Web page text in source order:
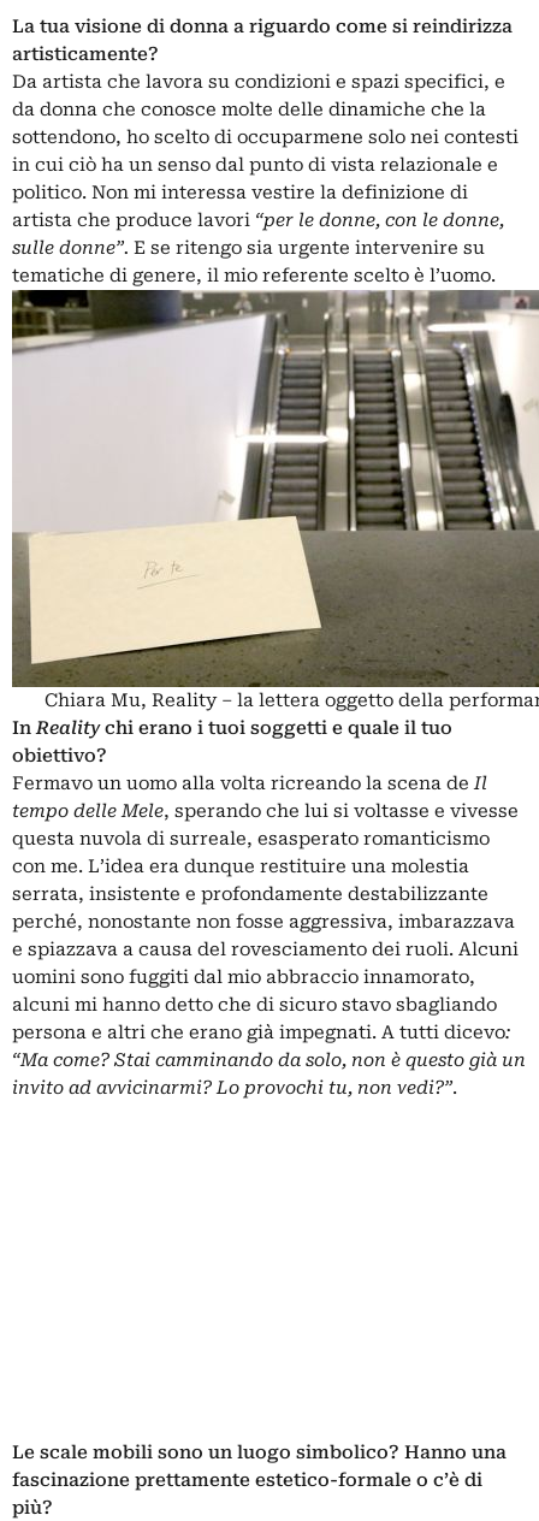
La tua visione di donna a riguardo come si reindirizza
artisticamente?
Da artista che lavora su condizioni e spazi specifici, e
da donna che conosce molte delle dinamiche che la
sottendono, ho scelto di occuparmene solo nei contesti
in cui ciò ha un senso dal punto di vista relazionale e
politico. Non mi interessa vestire la definizione di
artista che produce lavori “per le donne, con le donne,
sulle donne”. E se ritengo sia urgente intervenire su
tematiche di genere, il mio referente scelto è l’uomo.
Chiara Mu, Reality – la lettera oggetto della
InRealitychi erano i tuoi soggetti e quale il tuo
obiettivo?
Fermavo un uomo alla volta ricreando la scena deIl
tempo delle Mele, sperando che lui si voltasse e vivesse
questa nuvola di surreale, esasperato romanticismo
con me. L’idea era dunque restituire una molestia
serrata, insistente e profondamente destabilizzante
perché, nonostante non fosse aggressiva, imbarazzava
e spiazzava a causa del rovesciamento dei ruoli. Alcuni
uomini sono fuggiti dal mio abbraccio innamorato,
alcuni mi hanno detto che di sicuro stavo sbagliando
persona e altri che erano già impegnati. A tutti dicevo:
“Ma come? Stai camminando da solo, non è questo già un
invito ad avvicinarmi? Lo provochi tu, non vedi?”.
Le scale mobili sono un luogo simbolico? Hanno una
fascinazione prettamente estetico-formale o c’è di
più?